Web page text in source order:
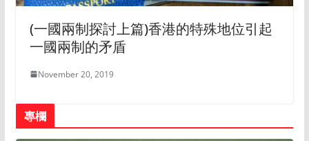
(一國兩制探討上篇)香港的特殊地位引起
一國兩制的矛盾
November 20, 2019
專欄